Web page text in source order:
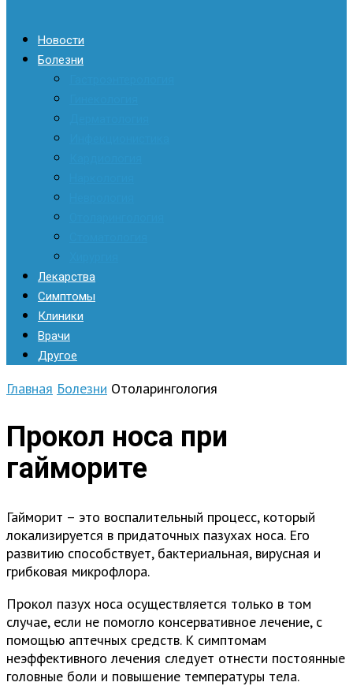
Новости
Болезни
Лекарства
Симптомы
Клиники
Врачи
Другое
Главная Болезни Отоларингология
Прокол носа при
гайморите
Гайморит – это воспалительный процесс, который
локализируется в придаточных пазухах носа. Его
развитию способствует, бактериальная, вирусная и
грибковая микрофлора.
Прокол пазух носа осуществляется только в том
случае, если не помогло консервативное лечение, с
помощью аптечных средств. К симптомам
неэффективного лечения следует отнести постоянные
головные боли и повышение температуры тела.